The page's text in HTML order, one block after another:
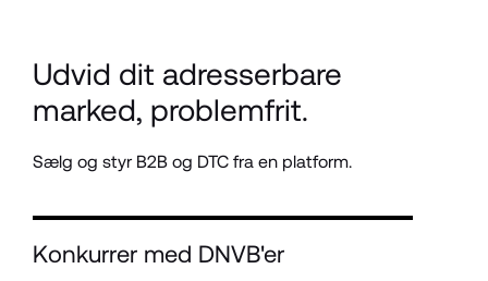
Udvid dit adresserbare
marked, problemfrit.
Sælg og styr B2B og DTC fra en platform.
Konkurrer med DNVB'er